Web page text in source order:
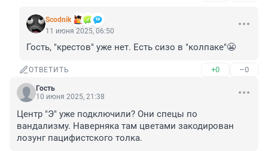
Scodnik
11 июня 2025, 06:50
Гость, "крестов" уже нет. Есть сизо в "колпаке"😬
ОТВЕТИТЬ +0 –0
Гость
10 июня 2025, 21:38
Центр "Э" уже подключили? Они спецы по
вандализму. Наверняка там цветами закодирован
лозунг пацифистского толка.